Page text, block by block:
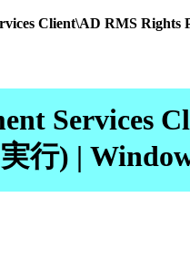
Client\AD RMS Rights
Services
行) |